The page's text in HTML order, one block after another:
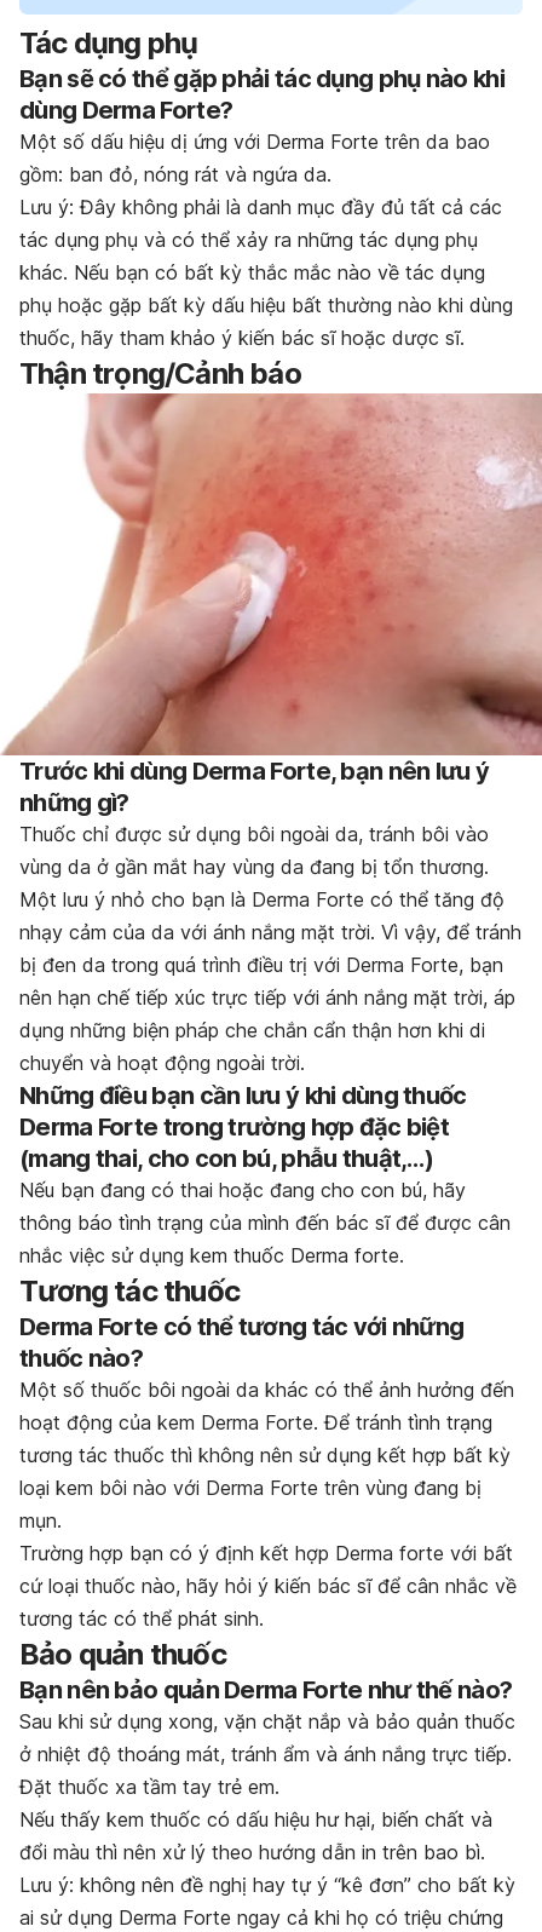
Tác dụng phụ
Bạn sẽ có thể gặp phải tác dụng phụ nào khi
dùng Derma Forte?
Một số dấu hiệu dị ứng với Derma Forte trên da bao
gồm: ban đỏ, nóng rát và ngứa da.
Lưu ý: Đây không phải là danh mục đầy đủ tất cả các
tác dụng phụ và có thể xảy ra những tác dụng phụ
khác. Nếu bạn có bất kỳ thắc mắc nào về tác dụng
phụ hoặc gặp bất kỳ dấu hiệu bất thường nào khi dùng
thuốc, hãy tham khảo ý kiến bác sĩ hoặc dược sĩ.
Thận trọng/Cảnh báo
Trước khi dùng Derma Forte, bạn nên lưu ý
những gì?
Thuốc chỉ được sử dụng bôi ngoài da, tránh bôi vào
vùng da ở gần mắt hay vùng da đang bị tổn thương.
Một lưu ý nhỏ cho bạn là Derma Forte có thể tăng độ
nhạy cảm của da với ánh nắng mặt trời. Vì vậy, để tránh
bị đen da trong quá trình điều trị với Derma Forte, bạn
nên hạn chế tiếp xúc trực tiếp với ánh nắng mặt trời, áp
dụng những biện pháp che chắn cẩn thận hơn khi di
chuyển và hoạt động ngoài trời.
Những điều bạn cần lưu ý khi dùng thuốc
Derma Forte trong trường hợp đặc biệt
(mang thai, cho con bú, phẫu thuật,…)
Nếu bạn đang có thai hoặc đang cho con bú, hãy
thông báo tình trạng của mình đến bác sĩ để được cân
nhắc việc sử dụng kem thuốc Derma forte.
Tương tác thuốc
Derma Forte có thể tương tác với những
thuốc nào?
Một số thuốc bôi ngoài da khác có thể ảnh hưởng đến
hoạt động của kem Derma Forte. Để tránh tình trạng
tương tác thuốc thì không nên sử dụng kết hợp bất kỳ
loại kem bôi nào với Derma Forte trên vùng đang bị
mụn.
Trường hợp bạn có ý định kết hợp Derma forte với bất
cứ loại thuốc nào, hãy hỏi ý kiến bác sĩ để cân nhắc về
tương tác có thể phát sinh.
Bảo quản thuốc
Bạn nên bảo quản Derma Forte như thế nào?
Sau khi sử dụng xong, vặn chặt nắp và bảo quản thuốc
ở nhiệt độ thoáng mát, tránh ẩm và ánh nắng trực tiếp.
Đặt thuốc xa tầm tay trẻ em.
Nếu thấy kem thuốc có dấu hiệu hư hại, biến chất và
đổi màu thì nên xử lý theo hướng dẫn in trên bao bì.
Lưu ý: không nên đề nghị hay tự ý “kê đơn” cho bất kỳ
ai sử dụng Derma Forte ngay cả khi họ có triệu chứng